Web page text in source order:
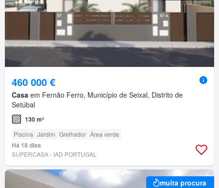
460 000 €
Casa em Fernão Ferro, Município de Seixal, Distrito de
Setúbal
130 m²
Piscina Jardim Grelhador Área verde
Há 18 dias
SUPERCASA - IAD PORTUGAL
muita procura